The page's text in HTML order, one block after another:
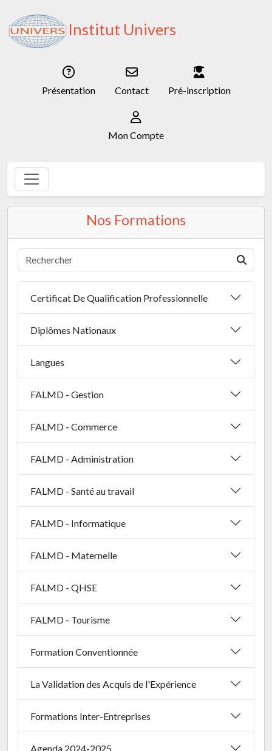
Institut Univers
Présentation Contact Pré-inscription
Mon Compte
Nos Formations
Certificat De Qualification Professionnelle
Diplômes Nationaux
Langues
FALMD - Gestion
FALMD - Commerce
FALMD - Administration
FALMD - Santé au travail
FALMD - Informatique
FALMD - Maternelle
FALMD - QHSE
FALMD - Tourisme
Formation Conventionnée
La Validation des Acquis de l'Expérience
Formations Inter-Entreprises
Agenda 2024-2025